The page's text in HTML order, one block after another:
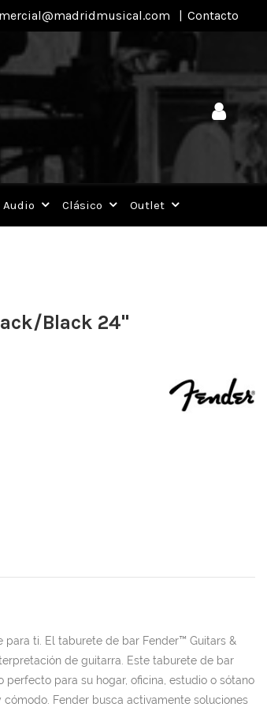
| Contacto
Audio Clásico Outlet
Black 24"
ti. El taburete de bar Fender™ Guitars &
de guitarra. Este taburete de bar
para su hogar, oficina, estudio o sótano
Fender busca activamente soluciones